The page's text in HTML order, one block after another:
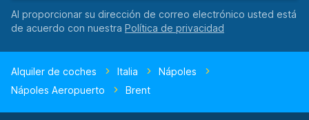
Al proporcionar su dirección de correo electrónico usted está
de acuerdo con nuestra
Alquiler de coches Italia
Nápoles
Nápoles Aeropuerto
Brent